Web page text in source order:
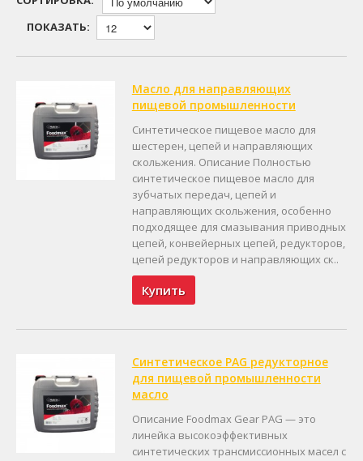
ПОКАЗАТЬ:
Масло для направляющих
пищевой промышленности
Синтетическое пищевое масло для
шестерен, цепей и направляющих
скольжения. Описание Полностью
синтетическое пищевое масло для
зубчатых передач, цепей и
направляющих скольжения, особенно
подходящее для смазывания приводных
цепей, конвейерных цепей, редукторов,
цепей редукторов и направляющих ск..
Купить
Синтетическое PAG редукторное
для пищевой промышленности
масло
Описание Foodmax Gear PAG — это
линейка высокоэффективных
синтетических трансмиссионных масел с